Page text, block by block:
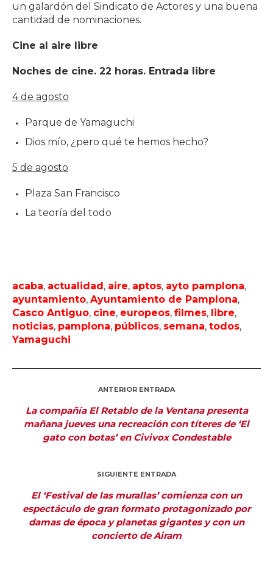
un galardón del Sindicato de Actores y una buena
cantidad de nominaciones.
Cine al aire libre
Noches de cine. 22 horas. Entrada libre
4 de agosto
Parque de Yamaguchi
Dios mío, ¿pero qué te hemos hecho?
5 de agosto
Plaza San Francisco
La teoría del todo
acaba, actualidad, aire, aptos, ayto pamplona,
ayuntamiento, Ayuntamiento de Pamplona,
Casco Antiguo, cine, europeos, filmes, libre,
noticias, pamplona, públicos, semana, todos,
Yamaguchi
ANTERIOR ENTRADA
La compañía El Retablo de la Ventana presenta
mañana jueves una recreación con títeres de ‘El
gato con botas’ en Civivox Condestable
SIGUIENTE ENTRADA
El ‘Festival de las murallas’ comienza con un
espectáculo de gran formato protagonizado por
damas de época y planetas gigantes y con un
concierto de Airam